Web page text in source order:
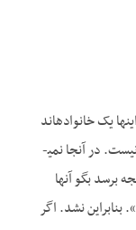
یک خانواده­اند
همه­شان توده­ای بودند. بعد گفتم «نه این درست نیست. در آنجا نمی­
برسد بگو آنها
نشد. اگر